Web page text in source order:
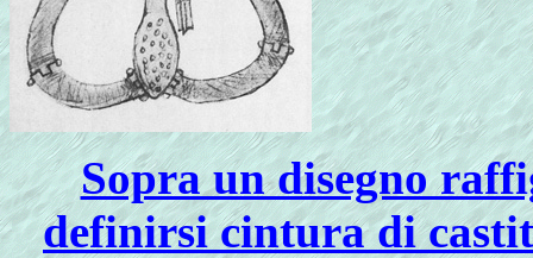
Sopra un disegno
definirsi cintura di